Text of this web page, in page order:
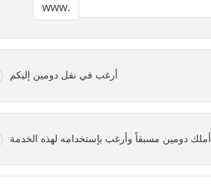
www.
أرغب في نقل دومين إليكم
أملك دومين مسبقاً وأرغب بإستخدامه لهذه الخدمة